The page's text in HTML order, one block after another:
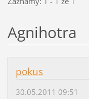
Agnihotra
pokus
30.05.2011 09:51